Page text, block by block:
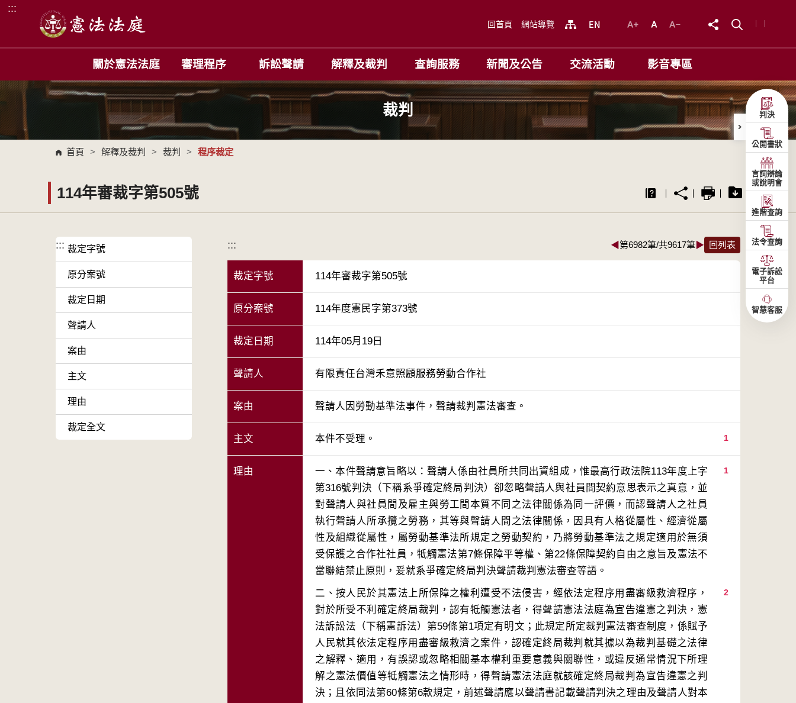
跳到主要內容區塊
:::
回首頁 網站導覽
關於憲法法庭 審理程序 訴訟聲請 解釋及裁判 查詢服務 新聞及公告 交流活動 影音專區
裁判
首頁 > 解釋及裁判 > 裁判 > 程序裁定
114年審裁字第505號
::: 裁定字號
原分案號
裁定日期
聲請人
案由
主文
理由
裁定全文
::: ◀第6982筆/共9617筆▶ 回列表
裁定字號 114年審裁字第505號
原分案號 114年度憲民字第373號
裁定日期 114年05月19日
聲請人 有限責任台灣禾意照顧服務勞動合作社
案由 聲請人因勞動基準法事件，聲請裁判憲法審查。
主文 1
本件不受理。
理由 1
一、本件聲請意旨略以：聲請人係由社員所共同出資組成，惟最高行政法院113年度上字
第316號判決（下稱系爭確定終局判決）卻忽略聲請人與社員間契約意思表示之真意，並
對聲請人與社員間及雇主與勞工間本質不同之法律關係為同一評價，而認聲請人之社員
執行聲請人所承攬之勞務，其等與聲請人間之法律關係，因具有人格從屬性、經濟從屬
性及組織從屬性，屬勞動基準法所規定之勞動契約，乃將勞動基準法之規定適用於無須
受保護之合作社社員，牴觸憲法第7條保障平等權、第22條保障契約自由之意旨及憲法不
2
二、按人民於其憲法上所保障之權利遭受不法侵害，經依法定程序用盡審級救濟程序，
對於所受不利確定終局裁判，認有牴觸憲法者，得聲請憲法法庭為宣告違憲之判決，憲
法訴訟法（下稱憲訴法）第59條第1項定有明文；此規定所定裁判憲法審查制度，係賦予
人民就其依法定程序用盡審級救濟之案件，認確定終局裁判就其據以為裁判基礎之法律
之解釋、適用，有誤認或忽略相關基本權利重要意義與關聯性，或違反通常情況下所理
解之憲法價值等牴觸憲法之情形時，得聲請憲法法庭就該確定終局裁判為宣告違憲之判
決；且依同法第60條第6款規定，前述聲請應以聲請書記載聲請判決之理由及聲請人對本
判決
公開書狀
言詞辯論
或說明會
進階查詢
法令查詢
電子訴訟
平台
智慧客服